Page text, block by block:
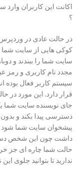
اکانت این کاربران وارد
؟
در حالت عادی در
کوکی هایی از سایت شما
سایت شما را ببندند و
مجدد نام کاربری و رمز
سیستم کاربر فعال بوده
قرار دارد. این مورد در
جای نویسنده سایت شما
دسترسی پیدا بکند و بدون
پیشخوان سایت شما شود
داشت چون این شخص
حالت شما چاره ای جز
ندارید تا بتوانید جلوی